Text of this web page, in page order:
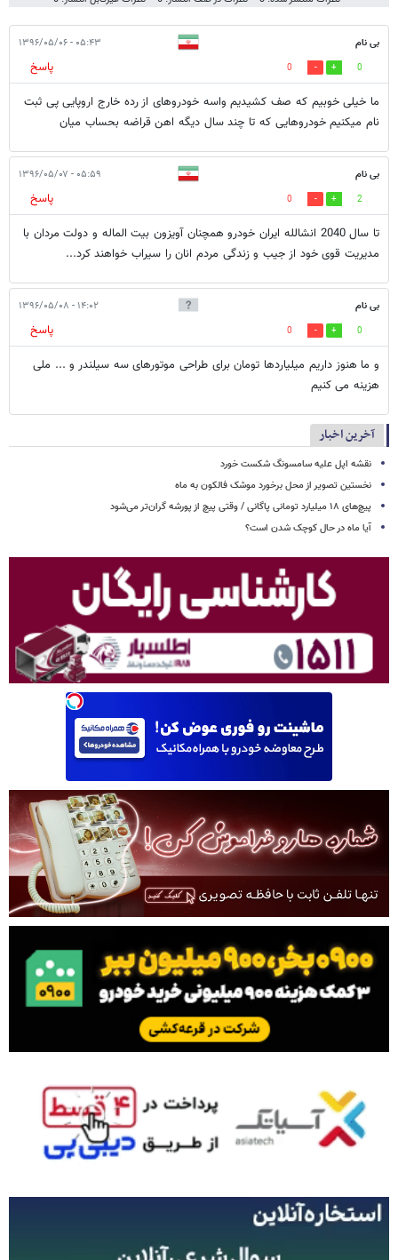
بی نام ۰۵:۴۳ - ۱۳۹۶/۰۵/۰۶
0
0
پاسخ
ما خیلی خوبیم که صف کشیدیم واسه خودروهای از رده خارج اروپایی پی ثبت
نام میکنیم خودروهایی که تا چند سال دیگه اهن قراضه بحساب میان
بی نام ۰۵:۵۹ - ۱۳۹۶/۰۵/۰۷
2
0
پاسخ
تا سال 2040 انشالله ایران خودرو همچنان آویزون بیت الماله و دولت مردان با
مدیریت قوی خود از جیب و زندگی مردم انان را سیراب خواهند کرد...
بی نام ۱۴:۰۲ - ۱۳۹۶/۰۵/۰۸
0
0
پاسخ
و ما هنوز داریم میلیاردها تومان برای طراحی موتورهای سه سیلندر و ... ملی
هزینه می کنیم
آخرین اخبار
نقشه اپل علیه سامسونگ شکست خورد
نخستین تصویر از محل برخورد موشک فالکون به ماه
پیچ‌های ۱۸ میلیارد تومانی پاگانی / وقتی پیچ از پورشه گران‌تر می‌شود
آیا ماه در حال کوچک شدن است؟